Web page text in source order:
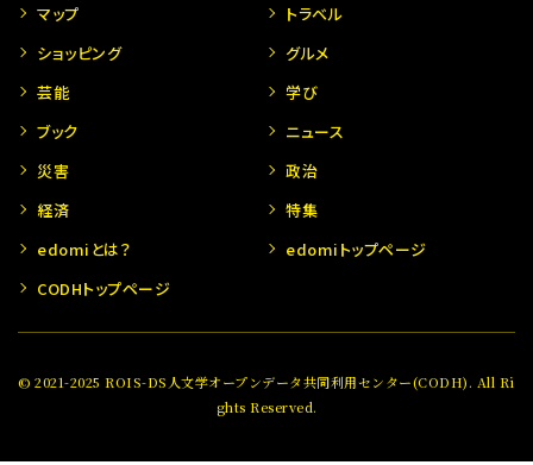
マップ
トラベル
ショッピング
グルメ
芸能
学び
ブック
ニュース
災害
政治
経済
特集
edomiとは？
edomiトップページ
CODHトップページ
© 2021-2025 ROIS-DS人文学オープンデータ共同利用センター(CODH). All Ri
ghts Reserved.